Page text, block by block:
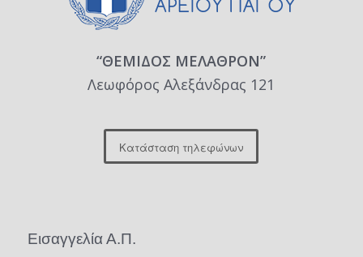
“ΘΕΜΙΔΟΣ ΜΕΛΑΘΡΟΝ”
Λεωφόρος Αλεξάνδρας 121
Κατάσταση τηλεφώνων
Εισαγγελία Α.Π.